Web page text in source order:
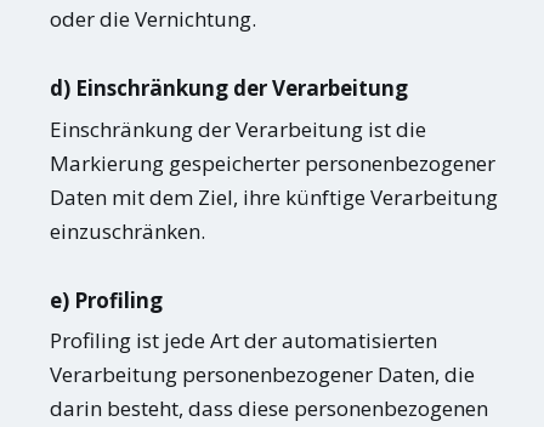
oder die Vernichtung.
d) Einschränkung der Verarbeitung
Einschränkung der Verarbeitung ist die
Markierung gespeicherter personenbezogener
Daten mit dem Ziel, ihre künftige Verarbeitung
einzuschränken.
e) Profiling
Profiling ist jede Art der automatisierten
Verarbeitung personenbezogener Daten, die
darin besteht, dass diese personenbezogenen